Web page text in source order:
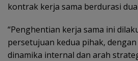
kontrak kerja sama berdurasi
“Penghentian kerja sama ini
persetujuan kedua pihak,
dinamika internal dan arah